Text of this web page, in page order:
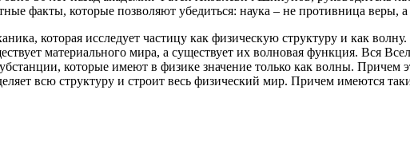
факты, которые позволяют убедиться: наука – не противница веры,
которая исследует частицу как физическую структуру и как
материального мира, а существует их волновая функция. Вся
которые имеют в физике значение только как волны. Причем
всю структуру и строит весь физический мир. Причем имеются